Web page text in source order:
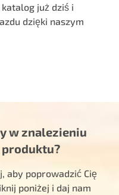
już dziś i
dzięki naszym
w znalezieniu
aby poprowadzić Cię
poniżej i daj nam